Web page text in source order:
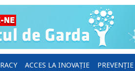
ACCES LA INOVAȚIE PREVENȚIE